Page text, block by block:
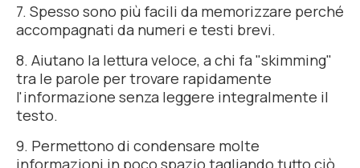
7. Spesso sono più facili da memorizzare perché
accompagnati da numeri e testi brevi.
8. Aiutano la lettura veloce, a chi fa "skimming"
tra le parole per trovare rapidamente
l'informazione senza leggere integralmente il
testo.
9. Permettono di condensare molte
informazioni in poco spazio tagliando tutto ciò